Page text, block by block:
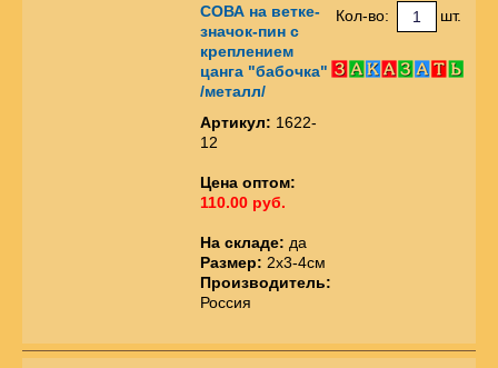
СОВА на ветке-
значок-пин с
креплением
цанга "бабочка"
/металл/
Артикул: 1622-
12
Цена оптом:
110.00 руб.
На складе: да
Размер: 2х3-4см
Производитель:
Россия
Кол-во: шт.